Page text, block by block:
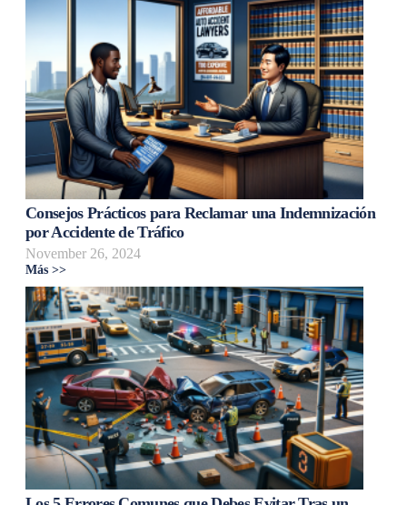
Consejos Prácticos para Reclamar una Indemnización
por Accidente de Tráfico
November 26, 2024
Más >>